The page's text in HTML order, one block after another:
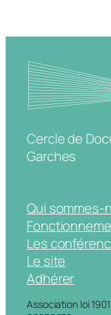
Cercle de
Garches
Qui sommes-
Les
Le site
Adhérer
Association loi